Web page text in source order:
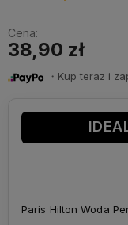
Cena:
38,90 zł
・Kup teraz i
Paris Hilton Woda